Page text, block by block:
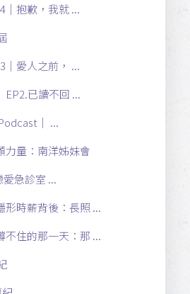
｜抱歉，我就 ...
｜愛人之前， ...
EP2.已讀不回 ...
｜ ...
力量：南洋姊妹會
急診室 ...
形時薪背後：長照 ...
不住的那一天：那 ...